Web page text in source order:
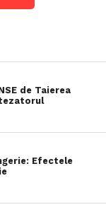
de Taierea
Efectele